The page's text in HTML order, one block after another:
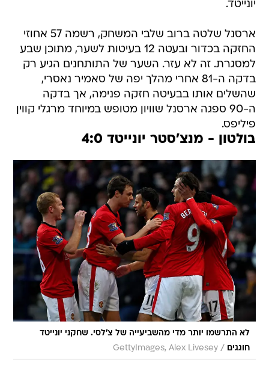
יונייטד.
ארסנל שלטה ברוב שלבי המשחק, רשמה 57 אחוזי
החזקה בכדור ובעטה 12 בעיטות לשער, מתוכן שבע
למסגרת. זה לא עזר. השער של התותחנים הגיע רק
בדקה ה-81 אחרי מהלך יפה של סאמיר נאסרי,
שהשלים אותו בבעיטה חזקה פנימה, אך בדקה
ה-90 ספגה ארסנל שוויון מטופש במיוחד מרגלי קווין
פיליפס.
בולטון - מנצ'סטר יונייטד 4:0
לא התרשמו יותר מדי מהשביעייה של צ'לסי. שחקני יונייטד
חוגגים
/
GettyImages, Alex Livesey